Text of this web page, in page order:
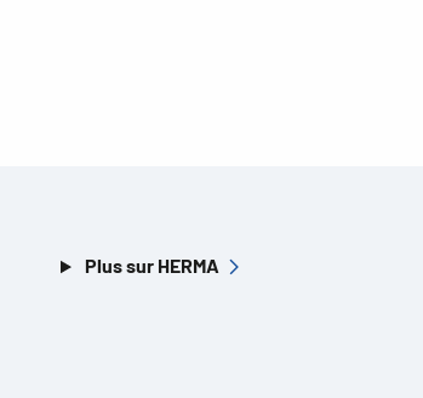
Plus sur HERMA